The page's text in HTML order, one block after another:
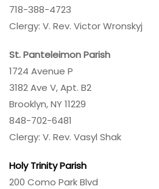
718-388-4723
Clergy: V. Rev. Victor Wronskyj
St. Panteleimon Parish
1724 Avenue P
3182 Ave V, Apt. B2
Brooklyn, NY 11229
848-702-6481
Clergy: V. Rev. Vasyl Shak
Holy Trinity Parish
200 Como Park Blvd